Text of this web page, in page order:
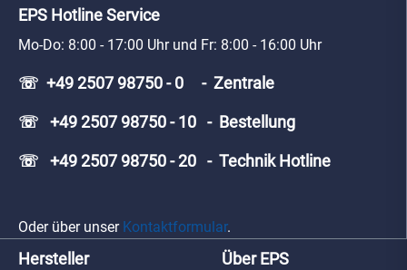
EPS Hotline Service
Mo-Do: 8:00 - 17:00 Uhr und Fr: 8:00 - 16:00 Uhr
☏ +49 2507 98750 - 0 - Zentrale
☏ +49 2507 98750 - 10 - Bestellung
☏ +49 2507 98750 - 20 - Technik Hotline
Oder über unser Kontaktformular.
Hersteller Über EPS